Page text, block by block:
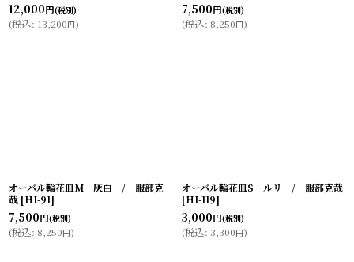
12,000円(税別)
(税込: 13,200円)
7,500円(税別)
(税込: 8,250円)
オーバル輪花皿M 灰白 / 服部克
哉 [HI-91]
7,500円(税別)
(税込: 8,250円)
オーバル輪花皿S ルリ / 服部克哉
[HI-119]
3,000円(税別)
(税込: 3,300円)